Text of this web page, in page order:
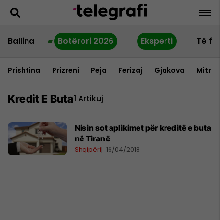
Ballina Botërori 2026 Eksperti Të
Prishtina Prizreni Peja Ferizaj Gjakova
Kredit E Buta1 Artikuj
Nisin sot aplikimet për kreditë e buta
në Tiranë
Shqipëri 16/04/2018